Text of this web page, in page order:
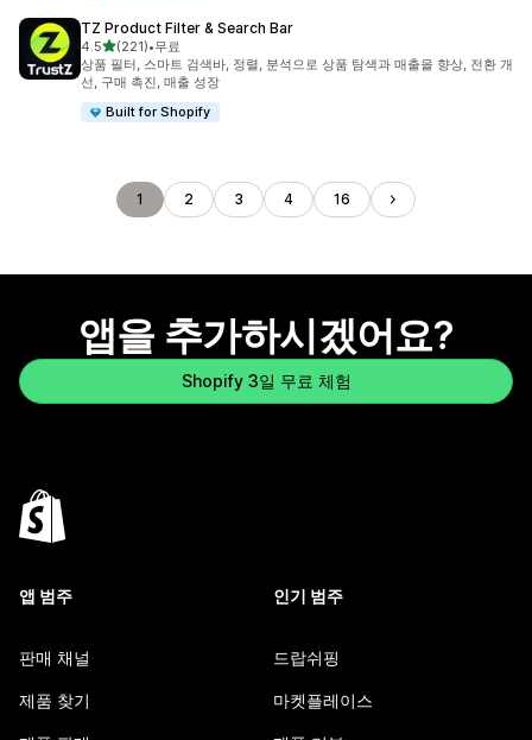
TZ Product Filter & Search Bar
4.5별 5개 중
(221)
총 리뷰 221개
•무료
상품 필터, 스마트 검색바, 정렬, 분석으로 상품 탐색과 매출을 향상, 전환 개
선, 구매 촉진, 매출 성장
Built for Shopify
1 2 3 4 16
앱을 추가하시겠어요?
Shopify 3일 무료 체험
앱 범주
판매 채널
제품 찾기
인기 범주
드랍쉬핑
마켓플레이스